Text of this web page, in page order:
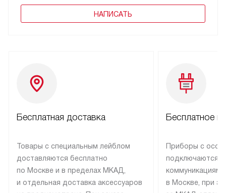
НАПИСАТЬ
Бесплатная доставка
Товары с специальным лейблом
доставляются бесплатно
по Москве и в пределах МКАД,
и отдельная доставка аксессуаров
Бесплатное
Приборы с
подключаются к
коммуникациям
в Москве, при